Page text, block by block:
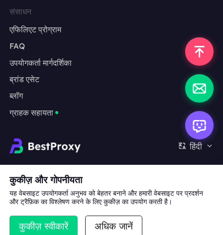
संसाधन
एफिलिएट प्रोग्राम
FAQ
उपयोगकर्ता मार्गदर्शिका
ब्रांड एसेट
ब्लॉग
ग्राहक सहायता
हिंदी
सहयोग:michael.wang@bestproxy.com
हमारे बारे में ब्रांड एसेट सेवा की शर्तें
कुकीज़ और गोपनीयता
यह वेबसाइट उपयोगकर्ता अनुभव को बेहतर बनाने और हमारी वेबसाइट पर प्रदर्शन
और ट्रैफ़िक का विश्लेषण करने के लिए कुकीज़ का उपयोग करती है।
कुकीज़ स्वीकारें अधिक जानें